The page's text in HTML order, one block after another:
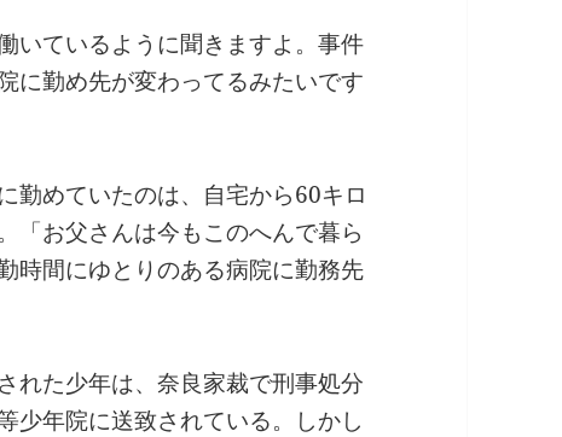
いているように聞きますよ。事件
に勤め先が変わってるみたいです
勤めていたのは、自宅から60キロ
「お父さんは今もこのへんで暮ら
時間にゆとりのある病院に勤務先
れた少年は、奈良家裁で刑事処分
少年院に送致されている。しかし